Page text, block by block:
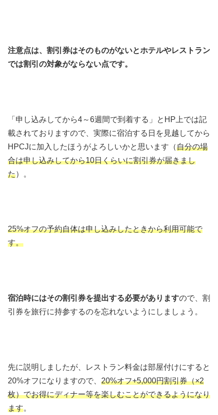
注意点は、割引券はそのものがないとホテルやレストラン
では割引の対象がならない点です。
「申し込みしてから4～6週間で到着する」とHP上では記
載されておりますので、実際に宿泊する日を見越してから
HPCJに加入したほうがよろしいかと思います（自分の場
合は申し込みしてから10日くらいに割引券が届きまし
た）。
25%オフの予約自体は申し込みしたときから利用可能で
す。
宿泊時にはその割引券を提出する必要がありますので、割
引券を旅行に持参するのを忘れないようにしましょう。
先に説明しましたが、レストラン料金は部屋付けにすると
20%オフになりますので、 20%オフ+5,000円割引券（×2
枚）でお得にディナー等を楽しむことができるようになり
ます。